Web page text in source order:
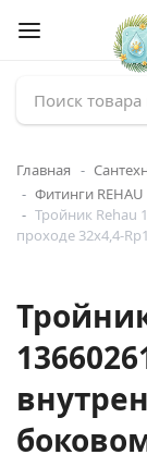
Главная
Фитинги REHAU
Тройник Rehau
проходе 32x4,4-